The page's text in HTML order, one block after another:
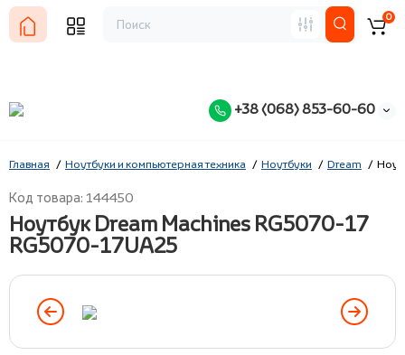
+38 (068) 853-60-60
0
Главная Ноутбуки и компьютерная техника Ноутбуки Dream
Код товара: 144450
Ноутбук Dream Machines RG5070-17
RG5070-17UA25